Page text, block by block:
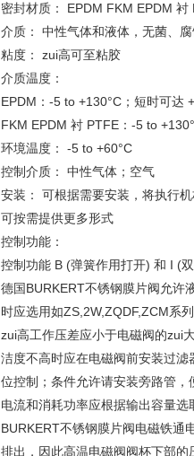
密封材质： EPDM FKM EPDM 衬
介质： 中性气体和液体，无菌、
粘度： zui高可至粘胶
介质温度：
EPDM：-5 to +130°C；短时可达
FKM EPDM 衬 PTFE：-5 to
环境温度： -5 to +60°C
控制介质： 中性气体；空气
安装： 可根据需要安装，将执行机
可按需提供更多形式
控制功能：
控制功能 B (弹簧作用打开) 和 I (
德国BURKERT不锈钢膜片阀允许
时应选用如ZS,2W,ZQDF,ZCM系
zui高工作压差应小于电磁阀的zui
洁度不高时应在电磁阀前安装过
位控制；条件允许请安装旁路管
电流和消耗功率应根据输出容量选
BURKERT不锈钢膜片阀电磁铁通
排出，因此高温电磁阀阀杯下部